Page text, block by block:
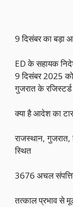
9 दिसंबर का
ED के सहायक
9 दिसंबर 2025
गुजरात के
क्या है आदेश का
राजस्थान, गुजरात,
स्थित
3676 अचल
तत्काल प्रभाव से